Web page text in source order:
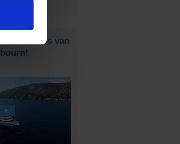
suites van